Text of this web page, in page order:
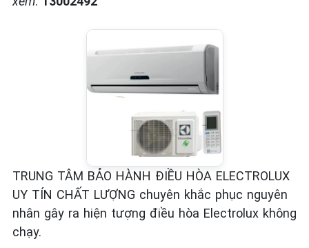
TRUNG TÂM BẢO HÀNH ĐIỀU HÒA ELECTROLUX
UY TÍN CHẤT LƯỢNG chuyên khắc phục nguyên
nhân gây ra hiện tượng điều hòa Electrolux không
chạy.